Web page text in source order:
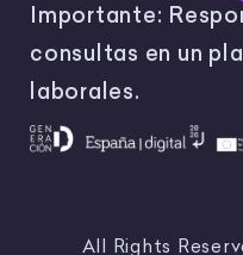
Importante:
consultas en un
laborales.
All Rights